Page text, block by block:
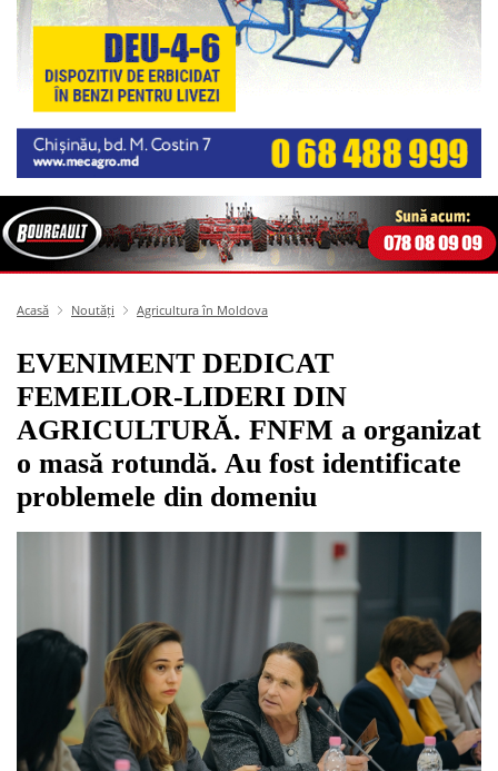
Acasă Noutăți Agricultura în Moldova
EVENIMENT DEDICAT
FEMEILOR-LIDERI DIN
AGRICULTURĂ. FNFM a organizat
o masă rotundă. Au fost identificate
problemele din domeniu